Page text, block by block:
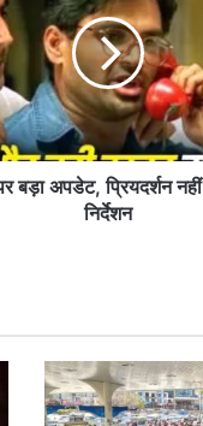
बड़ा अपडेट, प्रियदर्शन
निर्देशन